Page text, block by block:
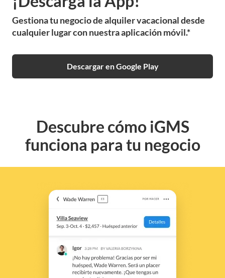
Gestiona tu negocio de alquiler vacacional desde
cualquier lugar con nuestra aplicación móvil.*
Descargar en Google Play
Descubre cómo iGMS
funciona para tu negocio